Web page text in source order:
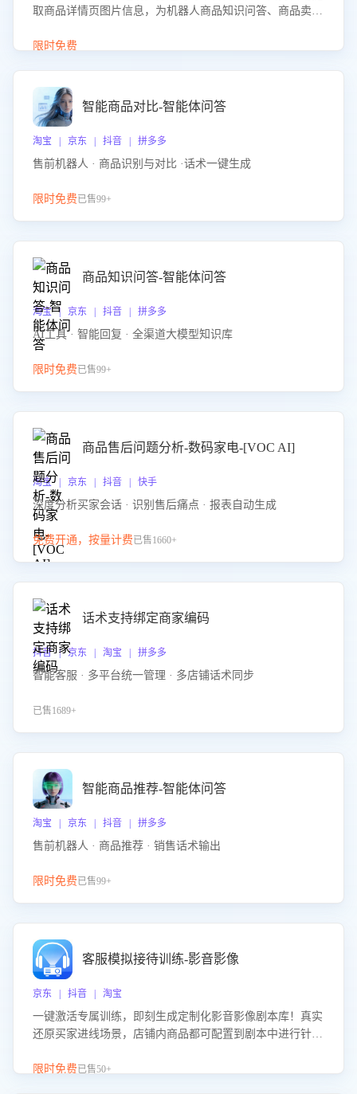
取商品详情页图片信息，为机器人商品知识问答、商品卖点
限时免费
智能商品对比-智能体问答
淘宝 | 京东 | 抖音 | 拼多多
售前机器人 · 商品识别与对比 ·话术一键生成
限时免费已售99+
商品知识问答-智能体问答
淘宝 | 京东 | 抖音 | 拼多多
AI工具 · 智能回复 · 全渠道大模型知识库
限时免费已售99+
商品售后问题分析-数码家电-[VOC AI]
淘宝 | 京东 | 抖音 | 快手
深度分析买家会话 · 识别售后痛点 · 报表自动生成
免费开通，按量计费已售1660+
话术支持绑定商家编码
抖音 | 京东 | 淘宝 | 拼多多
智能客服 · 多平台统一管理 · 多店铺话术同步
已售1689+
智能商品推荐-智能体问答
淘宝 | 京东 | 抖音 | 拼多多
售前机器人 · 商品推荐 · 销售话术输出
限时免费已售99+
客服模拟接待训练-影音影像
京东 | 抖音 | 淘宝
一键激活专属训练，即刻生成定制化影音影像剧本库！真实
还原买家进线场景，店铺内商品都可配置到剧本中进行针对
击 “立即开通”，快速获取影音影像类目剧本，一键开启客服
限时免费已售50+